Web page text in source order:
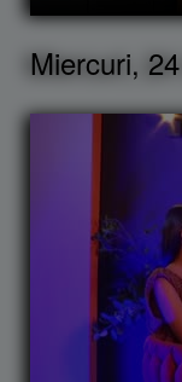
Miercuri,